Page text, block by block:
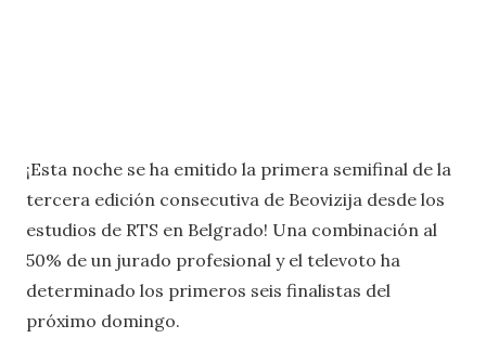
¡Esta noche se ha emitido la primera semifinal de la
tercera edición consecutiva de Beovizija desde los
estudios de RTS en Belgrado! Una combinación al
50% de un jurado profesional y el televoto ha
determinado los primeros seis finalistas del
próximo domingo.